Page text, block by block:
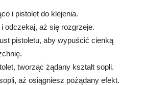
i pistolet do klejenia.
i odczekaj, aż się rozgrzeje.
pistoletu, aby wypuścić cienką
tworząc żądany kształt sopli.
aż osiągniesz pożądany efekt.